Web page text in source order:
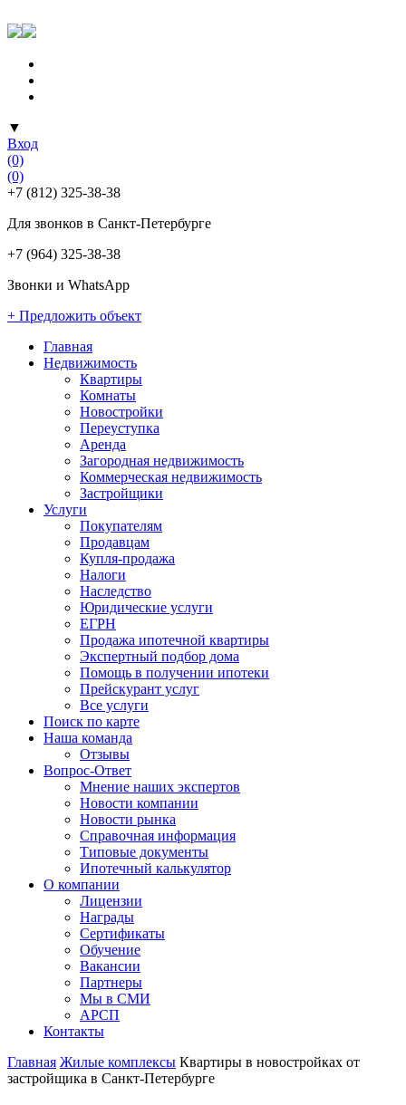
▼
Вход
(0)
(0)
+7 (812) 325-38-38
Для звонков в Санкт-Петербурге
+7 (964) 325-38-38
Звонки и WhatsApp
+ Предложить объект
Главная
Недвижимость
Квартиры
Комнаты
Новостройки
Переуступка
Аренда
Загородная недвижимость
Коммерческая недвижимость
Застройщики
Услуги
Покупателям
Продавцам
Купля-продажа
Налоги
Наследство
Юридические услуги
ЕГРН
Продажа ипотечной квартиры
Экспертный подбор дома
Помощь в получении ипотеки
Прейскурант услуг
Все услуги
Поиск по карте
Наша команда
Отзывы
Вопрос-Ответ
Мнение наших экспертов
Новости компании
Новости рынка
Справочная информация
Типовые документы
Ипотечный калькулятор
О компании
Лицензии
Награды
Сертификаты
Обучение
Вакансии
Партнеры
Мы в СМИ
АРСП
Контакты
Главная Жилые комплексы Квартиры в новостройках от
застройщика в Санкт-Петербурге